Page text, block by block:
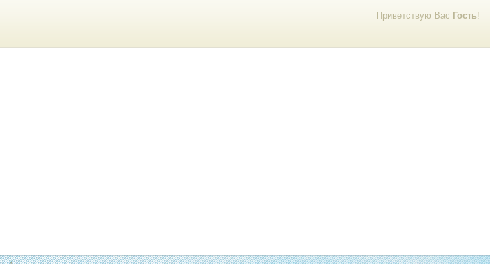
Приветствую Вас Гость!